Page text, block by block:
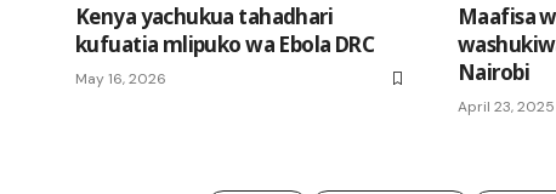
Kenya yachukua tahadhari
kufuatia mlipuko wa Ebola DRC
May 16, 2026
Maafisa
Nairobi
April 23, 2025